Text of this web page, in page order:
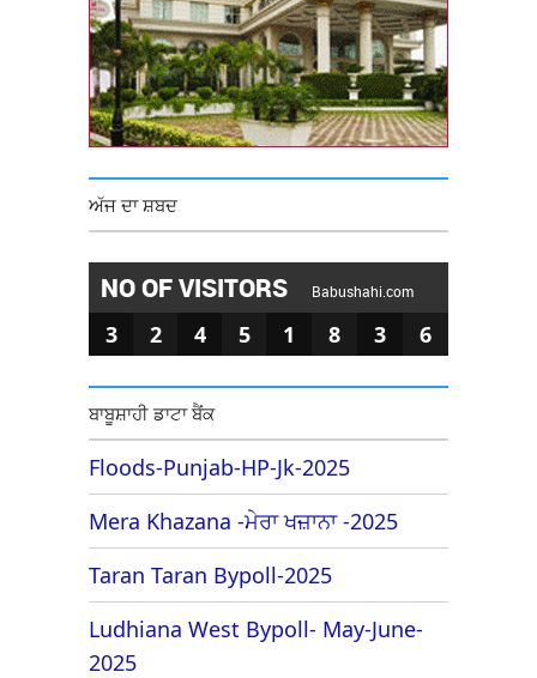
ਅੱਜ ਦਾ ਸ਼ਬਦ
NO OF VISITORS Babushahi.com
3 2 4 5 1 8 3 6
ਬਾਬੂਸ਼ਾਹੀ ਡਾਟਾ ਬੈਂਕ
Floods-Punjab-HP-Jk-2025
Mera Khazana -ਮੇਰਾ ਖਜ਼ਾਨਾ -2025
Taran Taran Bypoll-2025
Ludhiana West Bypoll- May-June-
2025